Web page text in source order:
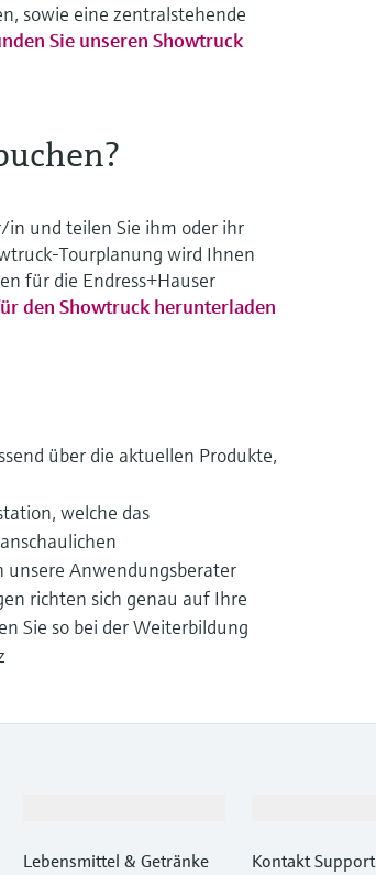
sowie eine zentralstehende
Sie unseren Showtruck
in und teilen Sie ihm oder ihr
Tourplanung wird Ihnen
für die Endress+Hauser
den Showtruck herunterladen
über die aktuellen Produkte,
welche das
unsere Anwendungsberater
richten sich genau auf Ihre
Sie so bei der Weiterbildung
Lebensmittel & Getränke
Kontakt Support